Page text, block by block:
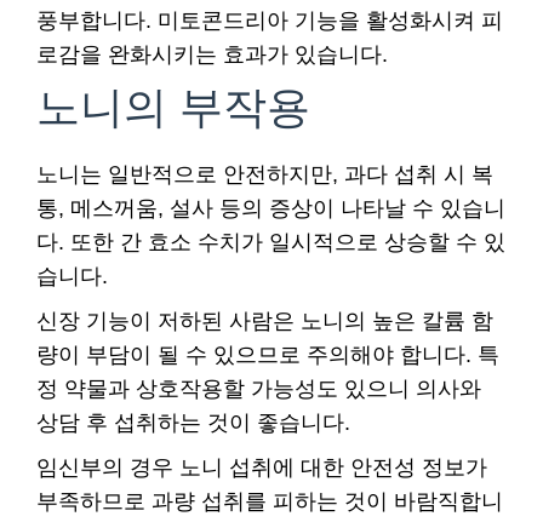
풍부합니다. 미토콘드리아 기능을 활성화시켜 피
로감을 완화시키는 효과가 있습니다.
노니의 부작용
노니는 일반적으로 안전하지만, 과다 섭취 시 복
통, 메스꺼움, 설사 등의 증상이 나타날 수 있습니
다. 또한 간 효소 수치가 일시적으로 상승할 수 있
습니다.
신장 기능이 저하된 사람은 노니의 높은 칼륨 함
량이 부담이 될 수 있으므로 주의해야 합니다. 특
정 약물과 상호작용할 가능성도 있으니 의사와
상담 후 섭취하는 것이 좋습니다.
임신부의 경우 노니 섭취에 대한 안전성 정보가
부족하므로 과량 섭취를 피하는 것이 바람직합니